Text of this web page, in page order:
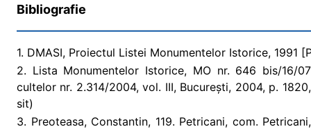
Bibliografie
1. DMASI, Proiectul Listei Monumentelor Istorice, 1991
2. Lista Monumentelor Istorice, MO nr. 646 bis/16/
cultelor nr. 2.314/2004, vol. III, București, 2004, p.
sit)
3. Preoteasa, Constantin, 119. Petricani, com.